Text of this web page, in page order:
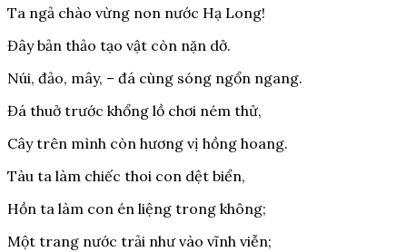
Ta ngả chào vừng non nước Hạ Long!
Đây bản thảo tạo vật còn nặn dở.
Núi, đảo, mây, – đá cùng sóng ngổn ngang.
Đá thuở trước khổng lồ chơi ném thử,
Cây trên mình còn hương vị hồng hoang.
Tàu ta làm chiếc thoi con dệt biển,
Hồn ta làm con én liệng trong không;
Một trang nước trải như vào vĩnh viễn;